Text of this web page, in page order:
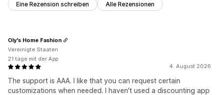
Eine Rezension schreiben Alle Rezensionen
4. August 2026
The support is AAA. I like that you can request certain
customizations when needed. I haven't used a discounting app
Oly's Home Fashion
Vereinigte Staaten
21 tage mit der App